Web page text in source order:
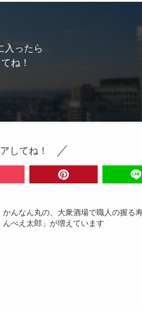
入ったら
ね！
してね！
かんなん丸の、大衆酒場で職人の握る
んべえ太郎」が増えています